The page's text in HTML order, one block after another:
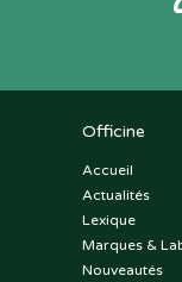
Officine
Accueil
Actualités
Lexique
Marques &
Nouveautés